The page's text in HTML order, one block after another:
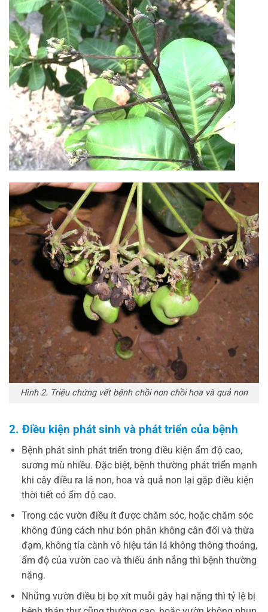
Hình 2. Triệu chứng vết bệnh chồi non chồi hoa và quả non
2. Điều kiện phát sinh và phát triển của bệnh
Bệnh phát sinh phát triển trong điều kiện ẩm độ cao,
sương mù nhiều. Đặc biệt, bệnh thường phát triển mạnh
khi cây điều ra lá non, hoa và quả non lại gặp điều kiện
thời tiết có ẩm độ cao.
Trong các vườn điều ít được chăm sóc, hoặc chăm sóc
không đúng cách như bón phân không cân đối và thừa
đạm, không tỉa cành vô hiệu tán lá không thông thoáng,
ẩm độ của vườn cao và thiếu ánh nắng thì bệnh thường
nặng.
Những vườn điều bị bọ xít muỗi gây hại nặng thì tỷ lệ bị